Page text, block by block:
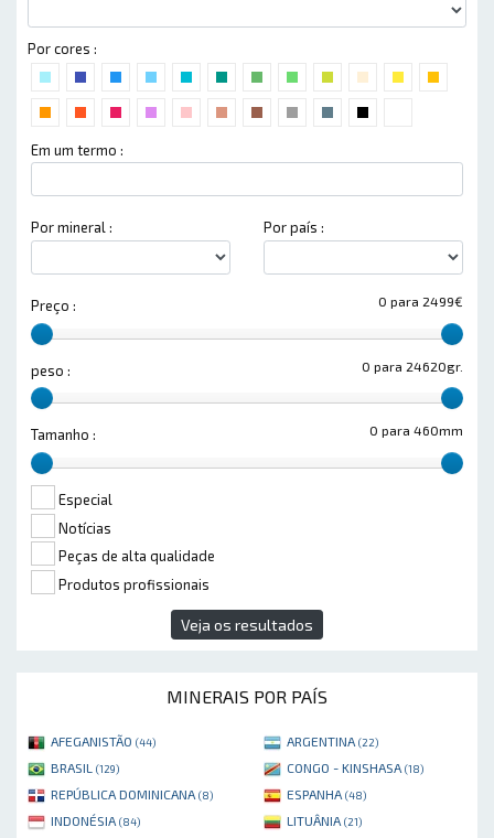
Por cores :
Em um termo :
Por mineral : Por país :
0 para 2499€
Preço :
0 para 24620gr.
peso :
0 para 460mm
Tamanho :
Especial
Notícias
Peças de alta qualidade
Produtos profissionais
Veja os resultados
MINERAIS POR PAÍS
AFEGANISTÃO (44) ARGENTINA (22)
BRASIL (129) CONGO - KINSHASA (18)
REPÚBLICA DOMINICANA (8) ESPANHA (48)
INDONÉSIA (84) LITUÂNIA (21)